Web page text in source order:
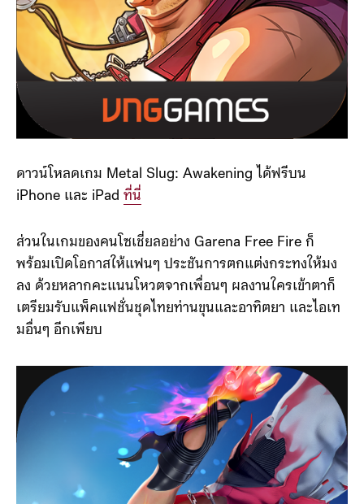
ดาวน์โหลดเกม Metal Slug: Awakening ได้ฟรีบน
iPhone และ iPad ที่นี่
ส่วนในเกมของคนโซเชี่ยลอย่าง Garena Free Fire ก็
พร้อมเปิดโอกาสให้แฟนๆ ประชันการตกแต่งกระทงให้มง
ลง ด้วยหลากคะแนนโหวตจากเพื่อนๆ ผลงานใครเข้าตาก็
เตรียมรับแพ็คแฟชั่นชุดไทยท่านขุนและอาทิตยา และไอเท
มอื่นๆ อีกเพียบ